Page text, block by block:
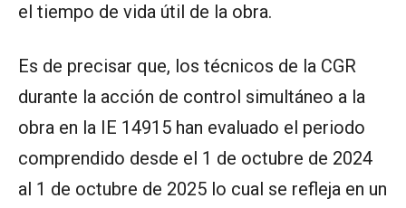
el tiempo de vida útil de la obra.
Es de precisar que, los técnicos de la CGR
durante la acción de control simultáneo a la
obra en la IE 14915 han evaluado el periodo
comprendido desde el 1 de octubre de 2024
al 1 de octubre de 2025 lo cual se refleja en un